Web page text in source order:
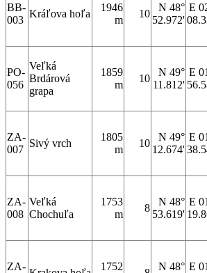
BB-
003
Kráľova hoľa
1946
m
10
N 48°
52.972'
E
PO-
056
Veľká
Brdárová
grapa
1859
m
10
N 49°
11.812'
E
ZA-
007
Sivý vrch
1805
m
10
N 49°
12.674'
E
ZA-
008
Veľká
Chochuľa
1753
m
8
N 48°
53.619'
E
ZA-
1752
N 48° E